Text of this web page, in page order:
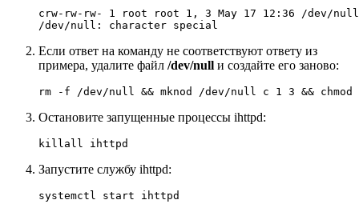
crw-rw-rw- 1 root root 1, 3 May 17 12:36 /dev/null
/dev/null: character special
Если ответ на команду не соответствуют ответу из
примера, удалите файл /dev/null и создайте его заново:
rm -f /dev/null && mknod /dev/null c 1 3 &&
Остановите запущенные процессы ihttpd:
killall ihttpd
Запустите службу ihttpd:
systemctl start ihttpd